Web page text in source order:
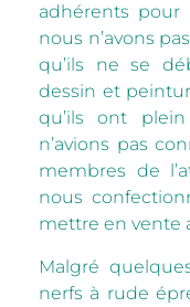
adhérents pour
nous n’avons
qu’ils ne se
dessin et
qu’ils ont
n’avions pas
membres de
nous
mettre en vente
Malgré
nerfs à rude